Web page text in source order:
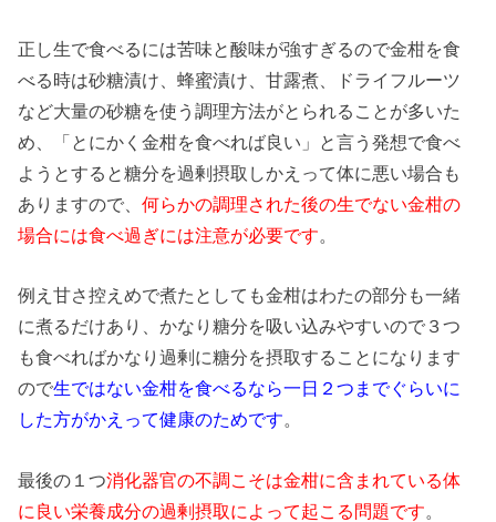
正し生で食べるには苦味と酸味が強すぎるので金柑を食
べる時は砂糖漬け、蜂蜜漬け、甘露煮、ドライフルーツ
など大量の砂糖を使う調理方法がとられることが多いた
め、「とにかく金柑を食べれば良い」と言う発想で食べ
ようとすると糖分を過剰摂取しかえって体に悪い場合も
ありますので、何らかの調理された後の生でない金柑の
場合には食べ過ぎには注意が必要です。
例え甘さ控えめで煮たとしても金柑はわたの部分も一緒
に煮るだけあり、かなり糖分を吸い込みやすいので３つ
も食べればかなり過剰に糖分を摂取することになります
ので生ではない金柑を食べるなら一日２つまでぐらいに
した方がかえって健康のためです。
最後の１つ消化器官の不調こそは金柑に含まれている体
に良い栄養成分の過剰摂取によって起こる問題です